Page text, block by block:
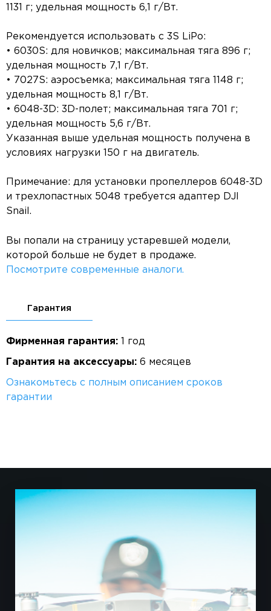
1131 г; удельная мощность 6,1 г/Вт.
Рекомендуется использовать с 3S LiPo:
• 6030S: для новичков; максимальная тяга 896 г;
удельная мощность 7,1 г/Вт.
• 7027S: аэросъемка; максимальная тяга 1148 г;
удельная мощность 8,1 г/Вт.
• 6048-3D: 3D-полет; максимальная тяга 701 г;
удельная мощность 5,6 г/Вт.
Указанная выше удельная мощность получена в
условиях нагрузки 150 г на двигатель.
Примечание: для установки пропеллеров 6048-3D
и трехлопастных 5048 требуется адаптер DJI
Snail.
Вы попали на страницу устаревшей модели,
которой больше не будет в продаже.
Посмотрите современные аналоги.
Гарантия
Фирменная гарантия: 1 год
Гарантия на аксессуары: 6 месяцев
Ознакомьтесь с полным описанием сроков
гарантии